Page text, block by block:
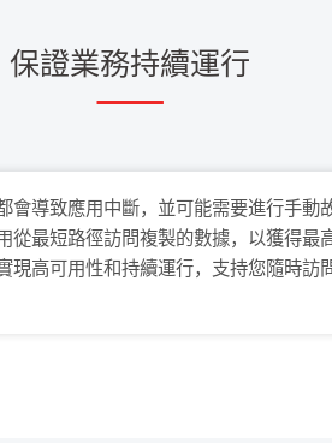
保證業務持續運行
導致應用中斷，並可能需要進行手動
最短路徑訪問複製的數據，以獲得
高可用性和持續運行，支持您隨時